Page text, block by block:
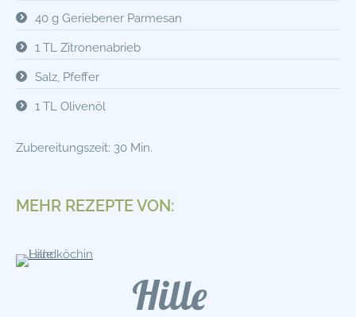
40 g Geriebener Parmesan
1 TL Zitronenabrieb
Salz, Pfeffer
1 TL Olivenöl
Zubereitungszeit: 30 Min.
MEHR REZEPTE VON:
Hille